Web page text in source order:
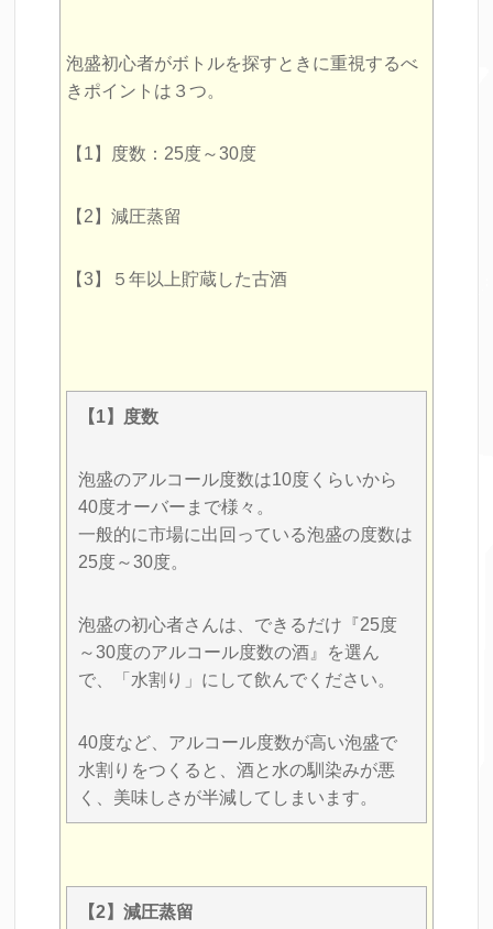
泡盛初心者がボトルを探すときに重視するべ
きポイントは３つ。
【1】度数：25度～30度
【2】減圧蒸留
【3】５年以上貯蔵した古酒
【1】度数
泡盛のアルコール度数は10度くらいから
40度オーバーまで様々。
一般的に市場に出回っている泡盛の度数は
25度～30度。
泡盛の初心者さんは、できるだけ『25度
～30度のアルコール度数の酒』を選ん
で、「水割り」にして飲んでください。
40度など、アルコール度数が高い泡盛で
水割りをつくると、酒と水の馴染みが悪
く、美味しさが半減してしまいます。
【2】減圧蒸留